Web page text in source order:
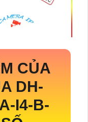
CỦA
DH-
I4-B-